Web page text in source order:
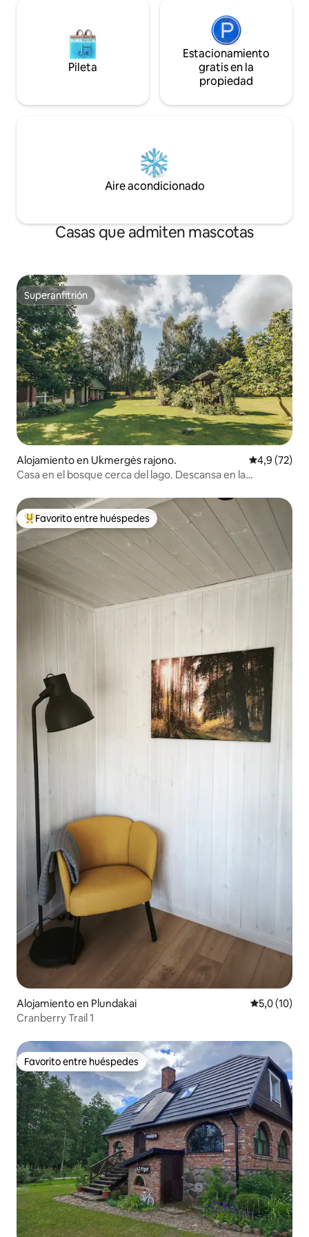
Pileta
Estacionamiento
gratis en la
propiedad
Aire acondicionado
Casas que admiten mascotas
Superanfitrión
Superanfitrión
Alojamiento en Ukmergės rajono. Calificación
4,9 (72)
Casa en el bosque cerca del lago. Descansa en la
Favorito entre los huéspedes más destacados
Favorito entre huéspedes
Alojamiento en Plundakai Calificación
5,0 (10)
Cranberry Trail 1
Favorito entre huéspedes
Favorito entre huéspedes